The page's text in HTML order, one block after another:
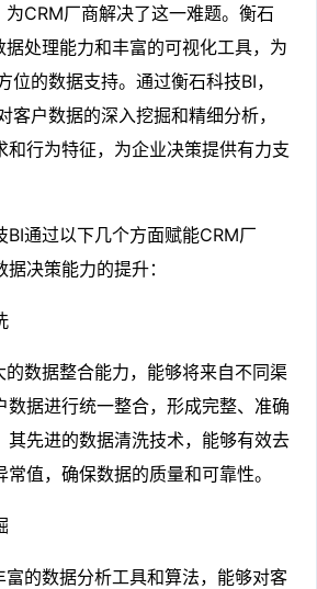
CRM厂商解决了这一难题。衡石
据处理能力和丰富的可视化工具，为
位的数据支持。通过衡石科技BI，
客户数据的深入挖掘和精细分析，
和行为特征，为企业决策提供有力支
BI通过以下几个方面赋能CRM厂
决策能力的提升：
的数据整合能力，能够将来自不同渠
数据进行统一整合，形成完整、准确
其先进的数据清洗技术，能够有效去
值，确保数据的质量和可靠性。
富的数据分析工具和算法，能够对客